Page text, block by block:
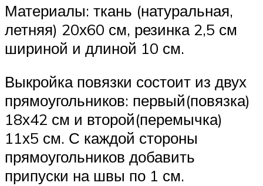
Материалы: ткань (натуральная,
летняя) 20х60 см, резинка 2,5 см
шириной и длиной 10 см.
Выкройка повязки состоит из двух
прямоугольников: первый(повязка)
18х42 см и второй(перемычка)
11х5 см. С каждой стороны
прямоугольников добавить
припуски на швы по 1 см.